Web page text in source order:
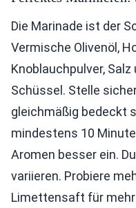
Die Marinade ist der
Vermische Olivenöl,
Knoblauchpulver,
Schüssel. Stelle
gleichmäßig bedeckt
mindestens 10
Aromen besser ein.
variieren. Probiere
Limettensaft für mehr